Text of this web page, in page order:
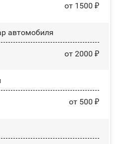
от 1500 ₽
автомобиля
от 2000 ₽
от 500 ₽